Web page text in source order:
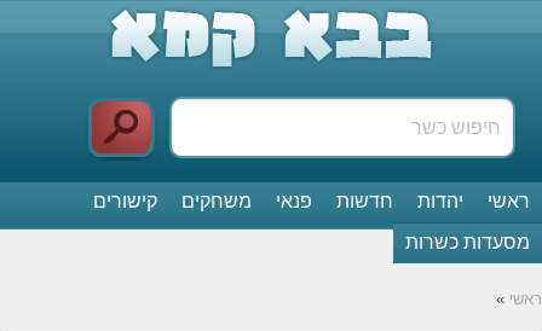
ראשי יהדות חדשות פנאי משחקים
קישורים
מסעדות כשרות
ראשי »